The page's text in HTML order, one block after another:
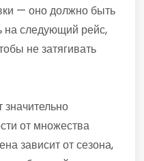
— оно должно быть
на следующий рейс,
не затягивать
от множества
зависит от сезона,